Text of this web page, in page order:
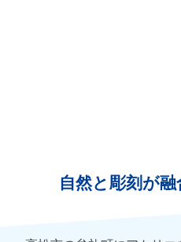
自然と彫刻が